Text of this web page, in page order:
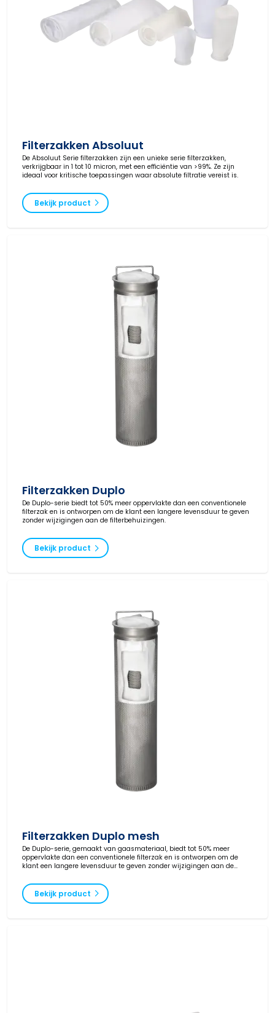
Filterzakken Absoluut
De Absoluut Serie filterzakken zijn een unieke serie filterzakken,
verkrijgbaar in 1 tot 10 micron, met een efficiëntie van >99%. Ze zijn
ideaal voor kritische toepassingen waar absolute filtratie vereist is.
Bekijk product
Filterzakken Duplo
De Duplo-serie biedt tot 50% meer oppervlakte dan een conventionele
filterzak en is ontworpen om de klant een langere levensduur te geven
zonder wijzigingen aan de filterbehuizingen.
Bekijk product
Filterzakken Duplo mesh
De Duplo-serie, gemaakt van gaasmateriaal, biedt tot 50% meer
oppervlakte dan een conventionele filterzak en is ontworpen om de
klant een langere levensduur te geven zonder wijzigingen aan de
Bekijk product